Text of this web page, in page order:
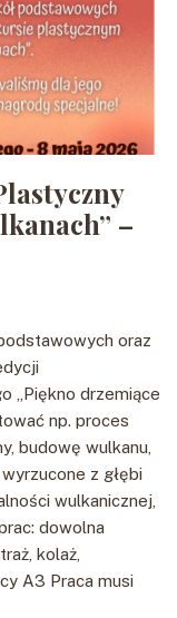
–
oraz
„Piękno drzemiące
np. proces
budowę wulkanu,
z głębi
wulkanicznej,
dowolna
kolaż,
A3 Praca musi